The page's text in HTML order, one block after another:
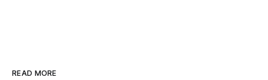
READ MORE